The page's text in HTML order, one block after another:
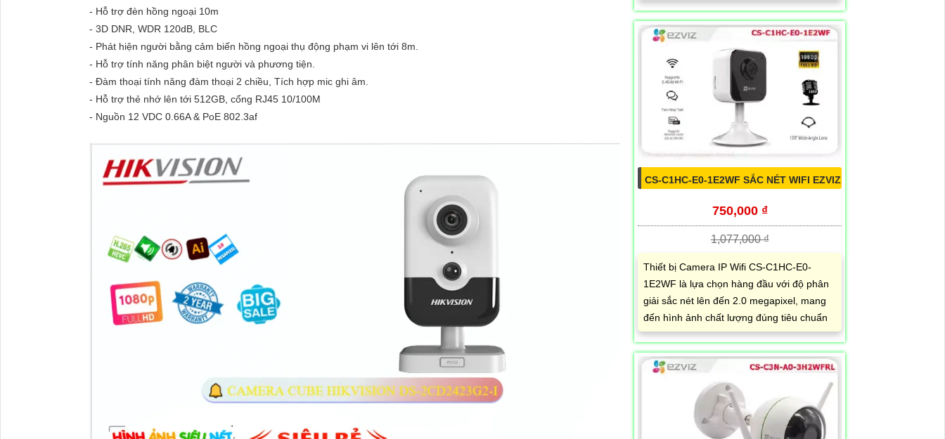
- Hỗ trợ đèn hồng ngoại 10m
- 3D DNR, WDR 120dB, BLC
- Phát hiện người bằng cảm biến hồng ngoại thụ động phạm vi lên tới 8m.
- Hỗ trợ tính năng phân biệt người và phương tiện.
- Đàm thoại tính năng đàm thoại 2 chiều, Tích hợp mic ghi âm.
- Hỗ trợ thẻ nhớ lên tới 512GB, cổng RJ45 10/100M
- Nguồn 12 VDC 0.66A & PoE 802.3af
CS-C1HC-E0-1E2WF SẮC NÉT WIFI EZVIZ
750,000 ₫
1,077,000 ₫
Thiết bị Camera IP Wifi CS-C1HC-E0-
1E2WF là lựa chọn hàng đầu với độ phân
giải sắc nét lên đến 2.0 megapixel, mang
đến hình ảnh chất lượng đúng tiêu chuẩn